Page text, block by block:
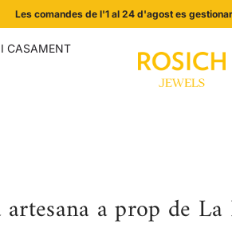
Les comandes de l'1 al 24 d'agost es
CASAMENT
artesana a prop de